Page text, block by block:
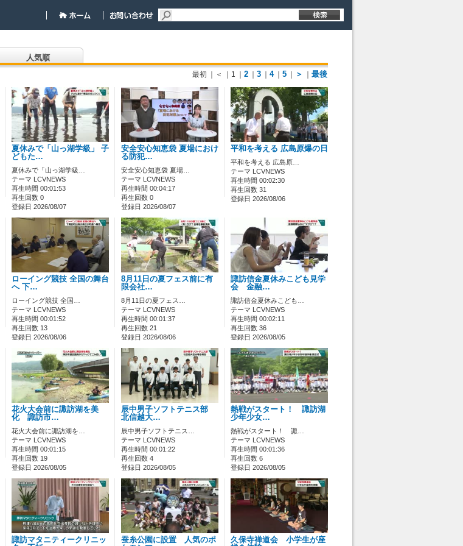
人気順
最初 ｜＜ ｜1 2 3 4 5 ＞ 最後
夏休みで「山っ湖学級」 子
どもた…
夏休みで「山っ湖学級…
テーマ LCVNEWS
再生時間 00:01:53
再生回数 0
登録日 2026/08/07
安全安心知恵袋 夏場におけ
る防犯…
安全安心知恵袋 夏場…
テーマ LCVNEWS
再生時間 00:04:17
再生回数 0
登録日 2026/08/07
平和を考える 広島原爆の日
平和を考える 広島原…
テーマ LCVNEWS
再生時間 00:02:30
再生回数 31
登録日 2026/08/06
ローイング競技 全国の舞台
へ 下…
ローイング競技 全国…
テーマ LCVNEWS
再生時間 00:01:52
再生回数 13
登録日 2026/08/06
8月11日の夏フェス前に有
限会社…
8月11日の夏フェス…
テーマ LCVNEWS
再生時間 00:01:37
再生回数 21
登録日 2026/08/06
諏訪信金夏休みこども見学
会 金融…
諏訪信金夏休みこども…
テーマ LCVNEWS
再生時間 00:02:11
再生回数 36
登録日 2026/08/05
花火大会前に諏訪湖を美
化 諏訪市…
花火大会前に諏訪湖を…
テーマ LCVNEWS
再生時間 00:01:15
再生回数 19
登録日 2026/08/05
辰中男子ソフトテニス部
北信越大…
辰中男子ソフトテニス…
テーマ LCVNEWS
再生時間 00:01:22
再生回数 4
登録日 2026/08/05
熱戦がスタート！ 諏訪湖
少年少女…
熱戦がスタート！ 諏…
テーマ LCVNEWS
再生時間 00:01:36
再生回数 6
登録日 2026/08/05
諏訪マタニティークリニッ
蚕糸公園に設置 人気のポ
久保寺禅道会 小学生が座